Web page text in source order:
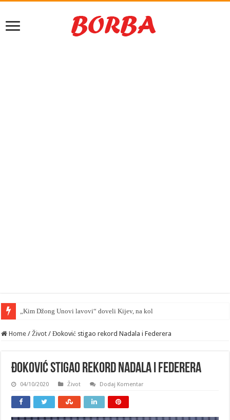
„Kim Džong Unovi lavovi“ doveli Kijev, na kolena — mape su otkriv
Home / Život / Đoković stigao rekord Nadala i Federera
Đoković stigao rekord Nadala i Federera
04/10/2020 Život Dodaj Komentar